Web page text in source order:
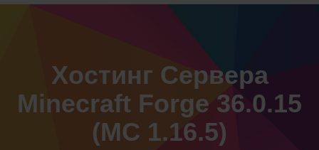
Хостинг Сервера
Minecraft Forge 36.0.15
(MC 1.16.5)